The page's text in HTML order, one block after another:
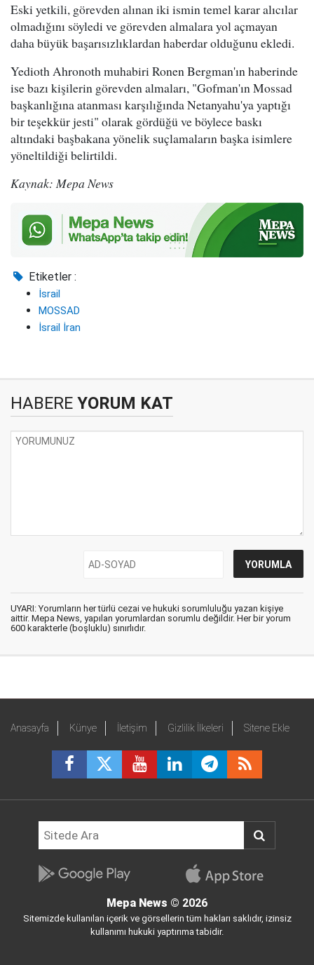
Eski yetkili, görevden alınan iki ismin temel karar alıcılar
olmadığını söyledi ve görevden almalara yol açmayan
daha büyük başarısızlıklardan haberdar olduğunu ekledi.
Yedioth Ahronoth muhabiri Ronen Bergman'ın haberinde
ise bazı kişilerin görevden almaları, "Gofman'ın Mossad
başkanlığına atanması karşılığında Netanyahu'ya yaptığı
bir teşekkür jesti" olarak gördüğü ve böylece baskı
altındaki başbakana yönelik suçlamaların başka isimlere
yöneltildiği belirtildi.
Kaynak: Mepa News
Etiketler :
İsrail
MOSSAD
İsrail İran
HABERE YORUM KAT
UYARI: Yorumların her türlü cezai ve hukuki sorumluluğu yazan kişiye
aittir. Mepa News, yapılan yorumlardan sorumlu değildir. Her bir yorum
600 karakterle (boşluklu) sınırlıdır.
Anasayfa Künye İletişim Gizlilik İlkeleri Sitene Ekle
Mepa News © 2026
Sitemizde kullanılan içerik ve görsellerin tüm hakları saklıdır, izinsiz
kullanımı hukuki yaptırıma tabidir.